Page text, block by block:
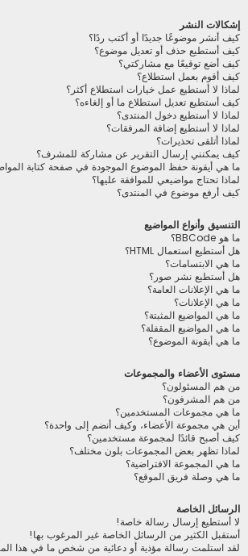
إشكالات النشر
كيف أنشر موضوعًا جديدًا أو أكتب ردًا؟
كيف أستطيع حذف أو تعديل موضوع؟
كيف أضع توقيعًا مع مشاركتي؟
كيف أقوم بعمل استطلاع؟
لماذا لا أستطيع عمل خيارات استطلاع أكثر؟
كيف أستطيع تعديل استطلاع ما أو إلغاءه؟
لماذا لا أستطيع دخول المنتدى؟
لماذا لا أستطيع إضافة المرفقات؟
لماذا أتلقى تحذيرات؟
كيف يمكنني إرسال التقرير عن مشاركة للمشرف؟
ما هي أيقونة حفظ الموضوع الموجودة في صفحة كتابة
لماذا تحتاج مواضيعي للموافقة عليها؟
كيف أرفع موضوع في المنتدى؟
التنسيق وأنواع المواضيع
ما هو BBCode؟
هل أستطيع استعمال HTML؟
ما هي الابتسامات؟
هل أستطيع نشر صور؟
ما هي الإعلانات العامة؟
ما هي الإعلانات؟
ما هي المواضيع المثبتة؟
ما هي المواضيع المقفلة؟
ما هي أيقونة الموضوع؟
مستوى الأعضاء والمجموعات
من هم المسئولون؟
من هم المشرفون؟
ما هي مجموعات المستخدمين؟
أين هي مجموعة الأعضاء، وكيف أنضم إلى واحدة؟
كيف أصبح قائدًا لمجموعة مستخدمين؟
لماذا تظهر بعض المجموعات بلون مختلف؟
ما هي المجموعة الافتراضية؟
ما هي وصلة فريق الموقع؟
الرسائل الخاصة
لا أستطيع إرسال رسالة خاصة!
أستقبل الكثير من الرسائل الخاصة غير المرغوب بها!
لقد استلمت رسالة مؤذية أو دعائية من شخص ما في هذا